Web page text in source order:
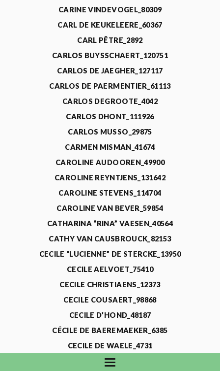
CARINE VINDEVOGEL_80309
CARL DE KEUKELEERE_60367
CARL PÊTRE_2892
CARLOS BUYSSCHAERT_120751
CARLOS DE JAEGHER_127117
CARLOS DE PAERMENTIER_61113
CARLOS DEGROOTE_4042
CARLOS DHONT_111926
CARLOS MUSSO_29875
CARMEN MISMAN_41674
CAROLINE AUDOOREN_49900
CAROLINE REYNTJENS_131642
CAROLINE STEVENS_114704
CAROLINE VAN BEVER_59854
CATHARINA “RINA” VAESEN_40564
CATHY VAN CAUSBROUCK_82153
CECILE “LUCIENNE” DE STERCKE_13950
CECILE AELVOET_75410
CECILE CHRISTIAENS_12373
CECILE COUSAERT_98868
CECILE D’HOND_48187
CÉCILE DE BAEREMAEKER_6385
CECILE DE WAELE_4731
CECILE DEVOS_115318